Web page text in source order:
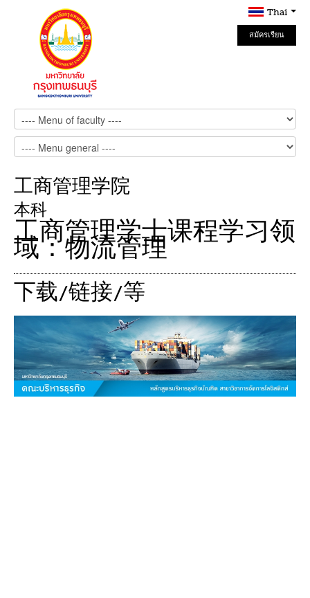
Thai
สมัครเรียน
Online
工商管理学院
本科
工商管理学士课程学习领
域：物流管理
下载/链接/等